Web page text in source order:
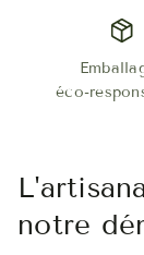
éco-
notre